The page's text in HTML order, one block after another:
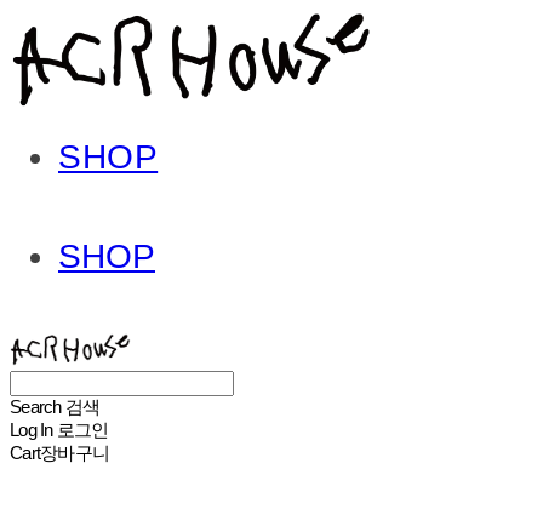
SHOP
SHOP
Search 검색
Log In 로그인
Cart장바구니